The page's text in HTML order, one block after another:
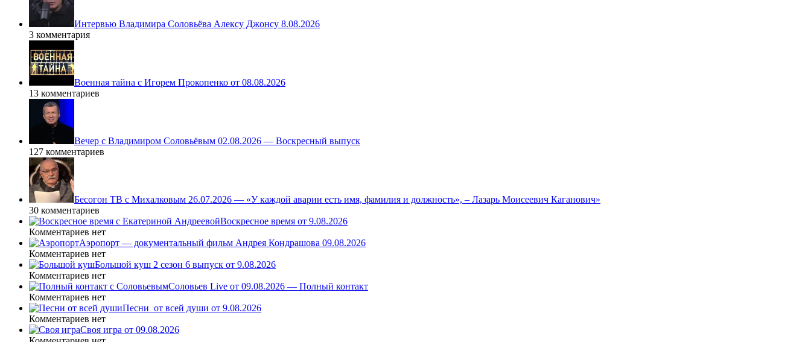
Интервью Владимира Соловьёва Алексу Джонсу 8.08.2026
3 комментария
Военная тайна с Игорем Прокопенко от 08.08.2026
13 комментариев
Вечер с Владимиром Соловьёвым 02.08.2026 — Воскресный выпуск
127 комментариев
Бесогон ТВ с Михалковым 26.07.2026 — «У каждой аварии есть имя, фамилия и должность», – Лазарь Моисеевич Каганович»
30 комментариев
Воскресное время от 9.08.2026
Комментариев нет
Аэропорт — документальный фильм Андрея Кондрашова 09.08.2026
Комментариев нет
Большой куш 2 сезон 6 выпуск от 9.08.2026
Комментариев нет
Соловьев Live от 09.08.2026 — Полный контакт
Комментариев нет
Песни_от всей души от 9.08.2026
Комментариев нет
Своя игра от 09.08.2026